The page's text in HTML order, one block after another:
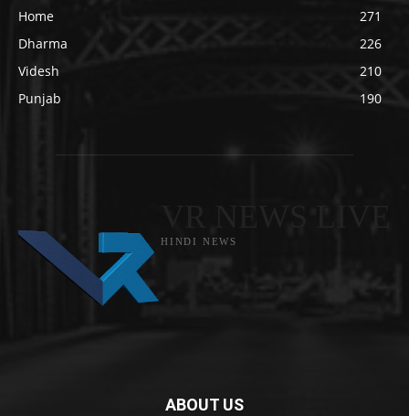
Home
271
Dharma
226
Videsh
210
Punjab
190
HINDI NEWS
ABOUT US